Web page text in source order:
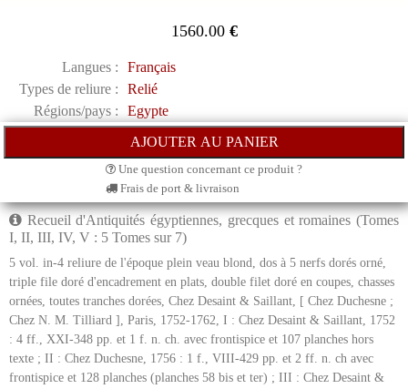
1560.00€
Langues :
Français
Types de reliure :
Relié
Régions/pays :
Egypte
Une question concernant ce produit ?
Frais de port & livraison
Recueil d'Antiquités égyptiennes, grecques et romaines (Tomes
I, II, III, IV, V : 5 Tomes sur 7)
5 vol. in-4 reliure de l'époque plein veau blond, dos à 5 nerfs dorés orné,
triple file doré d'encadrement en plats, double filet doré en coupes, chasses
ornées, toutes tranches dorées, Chez Desaint & Saillant, [ Chez Duchesne ;
Chez N. M. Tilliard ], Paris, 1752-1762, I : Chez Desaint & Saillant, 1752
: 4 ff., XXI-348 pp. et 1 f. n. ch. avec frontispice et 107 planches hors
texte ; II : Chez Duchesne, 1756 : 1 f., VIII-429 pp. et 2 ff. n. ch avec
frontispice et 128 planches (planches 58 bis et ter) ; III : Chez Desaint &